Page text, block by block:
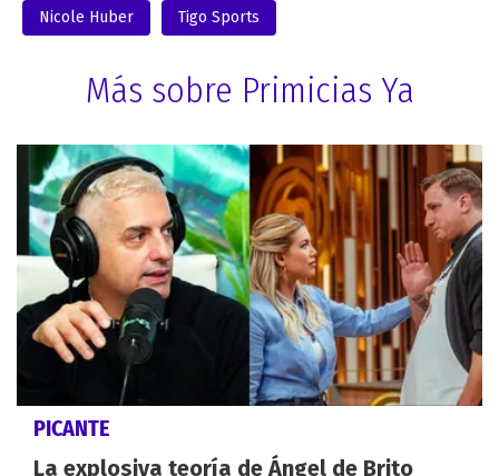
Nicole Huber Tigo Sports
Más sobre Primicias Ya
PICANTE
La explosiva teoría de Ángel de Brito